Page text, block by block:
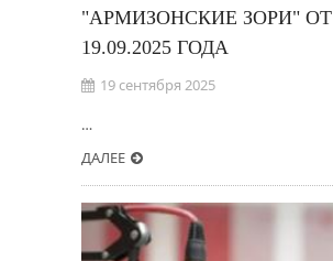
"АРМИЗОНСКИЕ ЗОРИ" ОТ
19.09.2025 ГОДА
19 сентября 2025
…
ДАЛЕЕ